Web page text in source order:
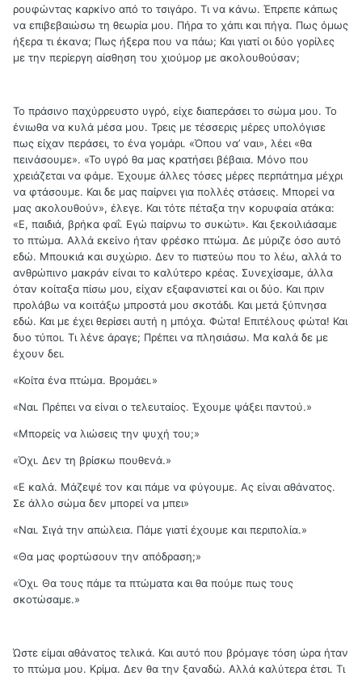
ρουφώντας καρκίνο από το τσιγάρο. Τι να κάνω. Έπρεπε κάπως
να επιβεβαιώσω τη θεωρία μου. Πήρα το χάπι και πήγα. Πως όμως
ήξερα τι έκανα; Πως ήξερα που να πάω; Και γιατί οι δύο γορίλες
με την περίεργη αίσθηση του χιούμορ με ακολουθούσαν;
Το πράσινο παχύρρευστο υγρό, είχε διαπεράσει το σώμα μου. Το
ένιωθα να κυλά μέσα μου. Τρεις με τέσσερις μέρες υπολόγισε
πως είχαν περάσει, το ένα γομάρι. «Όπου να’ ναι», λέει «θα
πεινάσουμε». «Το υγρό θα μας κρατήσει βέβαια. Μόνο που
χρειάζεται να φάμε. Έχουμε άλλες τόσες μέρες περπάτημα μέχρι
να φτάσουμε. Και δε μας παίρνει για πολλές στάσεις. Μπορεί να
μας ακολουθούν», έλεγε. Και τότε πέταξα την κορυφαία ατάκα:
«Ε, παιδιά, βρήκα φαΐ. Εγώ παίρνω το συκώτι». Και ξεκοιλιάσαμε
το πτώμα. Αλλά εκείνο ήταν φρέσκο πτώμα. Δε μύριζε όσο αυτό
εδώ. Μπουκιά και συχώριο. Δεν το πιστεύω που το λέω, αλλά το
ανθρώπινο μακράν είναι το καλύτερο κρέας. Συνεχίσαμε, άλλα
όταν κοίταξα πίσω μου, είχαν εξαφανιστεί και οι δύο. Και πριν
προλάβω να κοιτάξω μπροστά μου σκοτάδι. Και μετά ξύπνησα
εδώ. Και με έχει θερίσει αυτή η μπόχα. Φώτα! Επιτέλους φώτα! Και
δυο τύποι. Τι λένε άραγε; Πρέπει να πλησιάσω. Μα καλά δε με
έχουν δει.
«Κοίτα ένα πτώμα. Βρομάει.»
«Ναι. Πρέπει να είναι ο τελευταίος. Έχουμε ψάξει παντού.»
«Μπορείς να λιώσεις την ψυχή του;»
«Όχι. Δεν τη βρίσκω πουθενά.»
«Ε καλά. Μάζεψέ τον και πάμε να φύγουμε. Ας είναι αθάνατος.
Σε άλλο σώμα δεν μπορεί να μπει»
«Ναι. Σιγά την απώλεια. Πάμε γιατί έχουμε και περιπολία.»
«Θα μας φορτώσουν την απόδραση;»
«Όχι. Θα τους πάμε τα πτώματα και θα πούμε πως τους
σκοτώσαμε.»
Ώστε είμαι αθάνατος τελικά. Και αυτό που βρόμαγε τόση ώρα ήταν
το πτώμα μου. Κρίμα. Δεν θα την ξαναδώ. Αλλά καλύτερα έτσι. Τι